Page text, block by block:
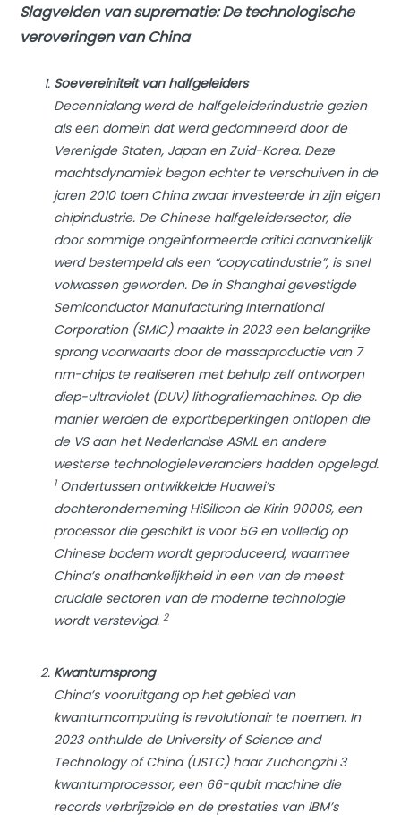
Slagvelden van suprematie: De technologische
veroveringen van China
Soevereiniteit van halfgeleiders
Decennialang werd de halfgeleiderindustrie gezien
als een domein dat werd gedomineerd door de
Verenigde Staten, Japan en Zuid-Korea. Deze
machtsdynamiek begon echter te verschuiven in de
jaren 2010 toen China zwaar investeerde in zijn eigen
chipindustrie. De Chinese halfgeleidersector, die
door sommige ongeïnformeerde critici aanvankelijk
werd bestempeld als een “copycatindustrie”, is snel
volwassen geworden. De in Shanghai gevestigde
Semiconductor Manufacturing International
Corporation (SMIC) maakte in 2023 een belangrijke
sprong voorwaarts door de massaproductie van 7
nm-chips te realiseren met behulp zelf ontworpen
diep-ultraviolet (DUV) lithografiemachines. Op die
manier werden de exportbeperkingen ontlopen die
de VS aan het Nederlandse ASML en andere
westerse technologieleveranciers hadden opgelegd.
1Ondertussen ontwikkelde Huawei’s
dochteronderneming HiSilicon de Kirin 9000S, een
processor die geschikt is voor 5G en volledig op
Chinese bodem wordt geproduceerd, waarmee
China’s onafhankelijkheid in een van de meest
cruciale sectoren van de moderne technologie
wordt verstevigd. 2
Kwantumsprong
China’s vooruitgang op het gebied van
kwantumcomputing is revolutionair te noemen. In
2023 onthulde de University of Science and
Technology of China (USTC) haar Zuchongzhi 3
kwantumprocessor, een 66-qubit machine die
records verbrijzelde en de prestaties van IBM’s